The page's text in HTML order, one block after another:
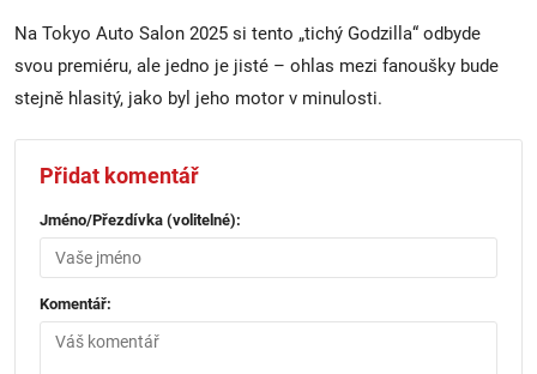
Na Tokyo Auto Salon 2025 si tento „tichý Godzilla“ odbyde
svou premiéru, ale jedno je jisté – ohlas mezi fanoušky bude
stejně hlasitý, jako byl jeho motor v minulosti.
Přidat komentář
Jméno/Přezdívka (volitelné):
Komentář: